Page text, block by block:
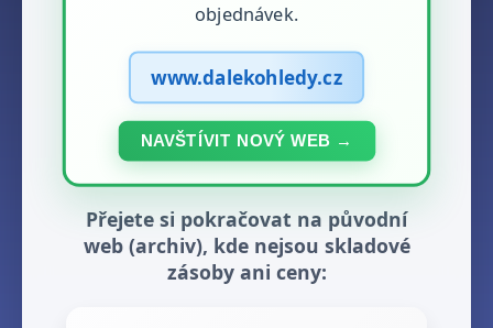
objednávek.
www.dalekohledy.cz
NAVŠTÍVIT NOVÝ WEB →
Přejete si pokračovat na původní
web (archiv), kde nejsou skladové
zásoby ani ceny: